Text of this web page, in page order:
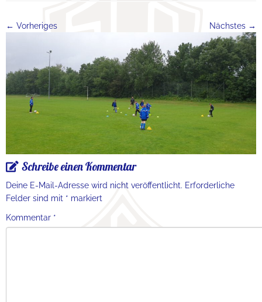
← Vorheriges Nächstes →
Schreibe einen Kommentar
Deine E-Mail-Adresse wird nicht veröffentlicht. Erforderliche
Felder sind mit * markiert
Kommentar *